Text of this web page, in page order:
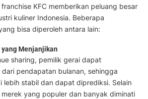
KFC memberikan peluang besar
kuliner Indonesia. Beberapa
bisa diperoleh antara lain:
Menjanjikan
sharing, pemilik gerai dapat
pendapatan bulanan, sehingga
lebih stabil dan dapat diprediksi. Selain
merek yang populer dan banyak diminati